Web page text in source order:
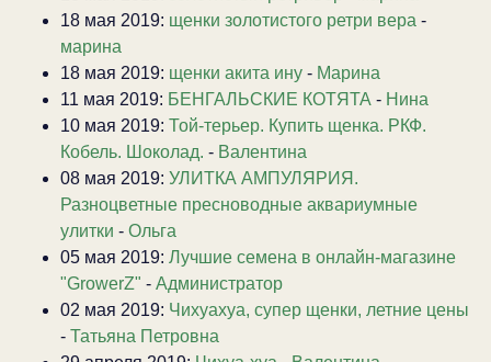
18 мая 2019: щенки золотистого ретри вера -
марина
18 мая 2019: щенки акита ину - Марина
11 мая 2019: БЕНГАЛЬСКИЕ КОТЯТА - Нина
10 мая 2019: Той-терьер. Купить щенка. РКФ.
Кобель. Шоколад. - Валентина
08 мая 2019: УЛИТКА АМПУЛЯРИЯ.
Разноцветные пресноводные аквариумные
улитки - Ольга
05 мая 2019: Лучшие семена в онлайн-магазине
"GrowerZ" - Администратор
02 мая 2019: Чихуахуа, супер щенки, летние цены
- Татьяна Петровна